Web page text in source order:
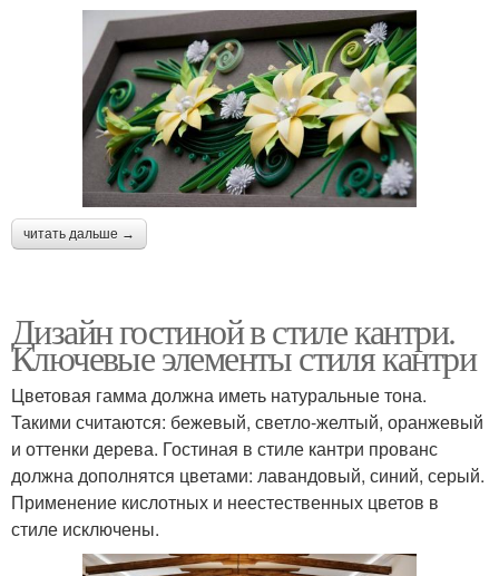
читать дальше →
Дизайн гостиной в стиле кантри.
Ключевые элементы стиля кантри
Цветовая гамма должна иметь натуральные тона.
Такими считаются: бежевый, светло-желтый, оранжевый
и оттенки дерева. Гостиная в стиле кантри прованс
должна дополнятся цветами: лавандовый, синий, серый.
Применение кислотных и неестественных цветов в
стиле исключены.